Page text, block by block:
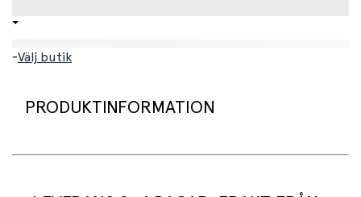
-Välj butik
PRODUKTINFORMATION